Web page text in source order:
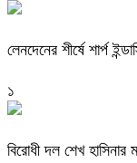
লেনদেনের শীর্ষে শার্প
১
বিরোধী দল শেখ